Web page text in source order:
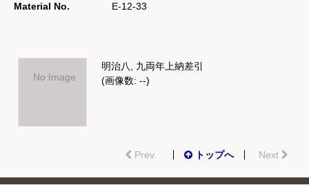
Material No. E-12-33
No Image
明治八, 九両年上納差引
(画像数: --)
Prev. トップへ Next